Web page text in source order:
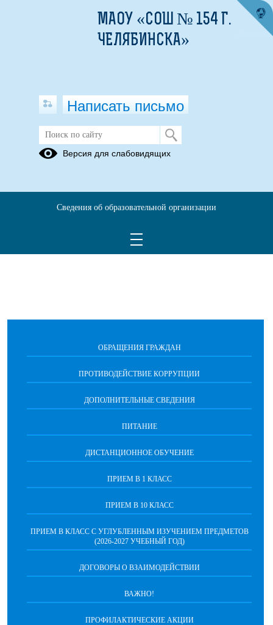
Публикации за 06.05.2026
Апрельские
субботники
ОБРАЩЕНИЯ ГРАЖДАН
ПРОТИВОДЕЙСТВИЕ КОРРУПЦИИ
ДОПОЛНИТЕЛЬНЫЕ СВЕДЕНИЯ
ПИТАНИЕ
ДИСТАНЦИОННОЕ ОБУЧЕНИЕ
ПРИЕМ В 1 КЛАСС
ПРИЕМ В 10 КЛАСС
ПРИЕМ В КЛАСС С УГЛУБЛЕННЫМ ИЗУЧЕНИЕМ ПРЕДМЕТОВ
(2026-2027 УЧЕБНЫЙ ГОД)
ДОГОВОРЫ О ВЗАИМОДЕЙСТВИИ
ВАЖНО!
ПРОФИЛАКТИЧЕСКИЕ АКЦИИ
МАОУ «СОШ № 154 Г.
ЧЕЛЯБИНСКА»
Написать письмо
Версия для слабовидящих
Сведения об образовательной организации